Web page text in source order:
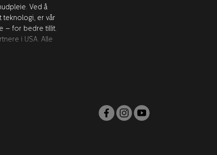
Ved å
teknologi, er vår
– for bedre tillit.
i USA. Alle